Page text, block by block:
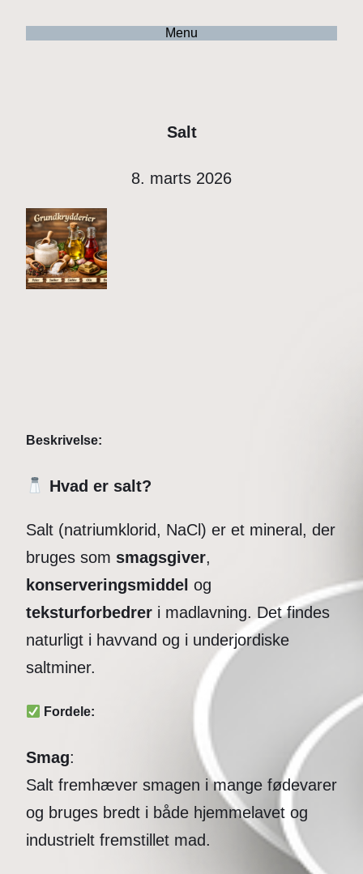
Menu
Salt
8. marts 2026
Beskrivelse:
Hvad er salt?
Salt (natriumklorid, NaCl) er et mineral, der
bruges som smagsgiver,
konserveringsmiddel og
teksturforbedrer i madlavning. Det findes
naturligt i havvand og i underjordiske
saltminer.
Fordele:
Smag:
Salt fremhæver smagen i mange fødevarer
og bruges bredt i både hjemmelavet og
industrielt fremstillet mad.